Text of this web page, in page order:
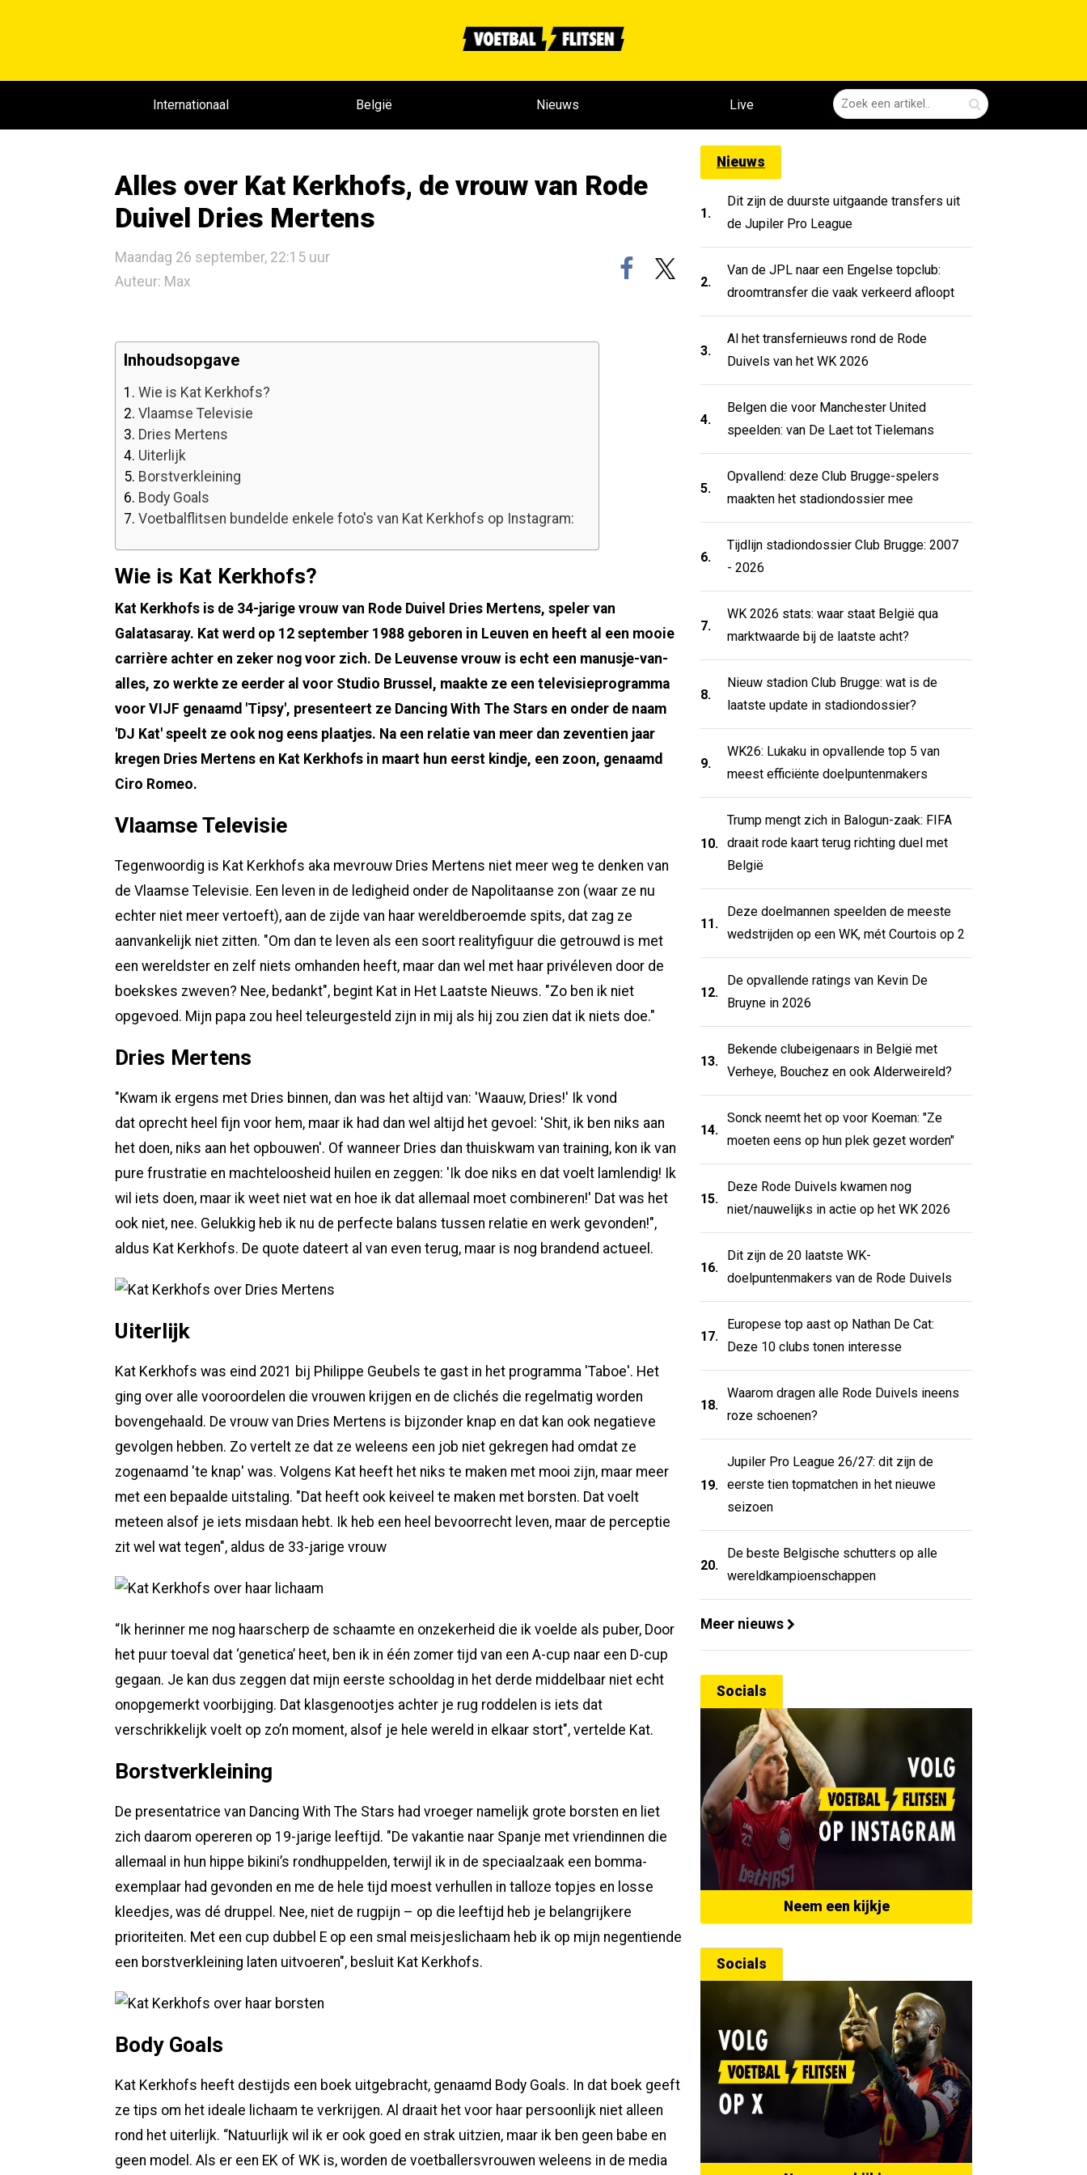
Internationaal België Nieuws Live
Alles over Kat Kerkhofs, de vrouw van Rode
Duivel Dries Mertens
Maandag 26 september, 22:15 uur
Auteur: Max
Inhoudsopgave
1. Wie is Kat Kerkhofs?
2. Vlaamse Televisie
3. Dries Mertens
4. Uiterlijk
5. Borstverkleining
6. Body Goals
7. Voetbalflitsen bundelde enkele foto's van Kat Kerkhofs op Instagram:
Wie is Kat Kerkhofs?
Kat Kerkhofs is de 34-jarige vrouw van Rode Duivel Dries Mertens, speler van
Galatasaray. Kat werd op 12 september 1988 geboren in Leuven en heeft al een mooie
carrière achter en zeker nog voor zich. De Leuvense vrouw is echt een manusje-van-
alles, zo werkte ze eerder al voor Studio Brussel, maakte ze een televisieprogramma
voor VIJF genaamd 'Tipsy', presenteert ze Dancing With The Stars en onder de naam
'DJ Kat' speelt ze ook nog eens plaatjes. Na een relatie van meer dan zeventien jaar
kregen Dries Mertens en Kat Kerkhofs in maart hun eerst kindje, een zoon, genaamd
Ciro Romeo.
Vlaamse Televisie
Tegenwoordig is Kat Kerkhofs aka mevrouw Dries Mertens niet meer weg te denken van
de Vlaamse Televisie. Een leven in de ledigheid onder de Napolitaanse zon (waar ze nu
echter niet meer vertoeft), aan de zijde van haar wereldberoemde spits, dat zag ze
aanvankelijk niet zitten. "Om dan te leven als een soort realityfiguur die getrouwd is met
een wereldster en zelf niets omhanden heeft, maar dan wel met haar privéleven door de
boekskes zweven? Nee, bedankt", begint Kat in Het Laatste Nieuws. "Zo ben ik niet
opgevoed. Mijn papa zou heel teleurgesteld zijn in mij als hij zou zien dat ik niets doe."
Dries Mertens
"Kwam ik ergens met Dries binnen, dan was het altijd van: 'Waauw, Dries!' Ik vond
dat oprecht heel fijn voor hem, maar ik had dan wel altijd het gevoel: 'Shit, ik ben niks aan
het doen, niks aan het opbouwen'. Of wanneer Dries dan thuiskwam van training, kon ik van
pure frustratie en machteloosheid huilen en zeggen: 'Ik doe niks en dat voelt lamlendig! Ik
wil iets doen, maar ik weet niet wat en hoe ik dat allemaal moet combineren!' Dat was het
ook niet, nee. Gelukkig heb ik nu de perfecte balans tussen relatie en werk gevonden!",
aldus Kat Kerkhofs. De quote dateert al van even terug, maar is nog brandend actueel.
Uiterlijk
Kat Kerkhofs was eind 2021 bij Philippe Geubels te gast in het programma 'Taboe'. Het
ging over alle vooroordelen die vrouwen krijgen en de clichés die regelmatig worden
bovengehaald. De vrouw van Dries Mertens is bijzonder knap en dat kan ook negatieve
gevolgen hebben. Zo vertelt ze dat ze weleens een job niet gekregen had omdat ze
zogenaamd 'te knap' was. Volgens Kat heeft het niks te maken met mooi zijn, maar meer
met een bepaalde uitstaling. "Dat heeft ook keiveel te maken met borsten. Dat voelt
meteen alsof je iets misdaan hebt. Ik heb een heel bevoorrecht leven, maar de perceptie
zit wel wat tegen", aldus de 33-jarige vrouw
“Ik herinner me nog haarscherp de schaamte en onzekerheid die ik voelde als puber, Door
het puur toeval dat ‘genetica’ heet, ben ik in één zomer tijd van een A-cup naar een D-cup
gegaan. Je kan dus zeggen dat mijn eerste schooldag in het derde middelbaar niet echt
onopgemerkt voorbijging. Dat klasgenootjes achter je rug roddelen is iets dat
verschrikkelijk voelt op zo’n moment, alsof je hele wereld in elkaar stort", vertelde Kat.
Borstverkleining
De presentatrice van Dancing With The Stars had vroeger namelijk grote borsten en liet
zich daarom opereren op 19-jarige leeftijd. "De vakantie naar Spanje met vriendinnen die
allemaal in hun hippe bikini’s rondhuppelden, terwijl ik in de speciaalzaak een bomma-
exemplaar had gevonden en me de hele tijd moest verhullen in talloze topjes en losse
kleedjes, was dé druppel. Nee, niet de rugpijn – op die leeftijd heb je belangrijkere
prioriteiten. Met een cup dubbel E op een smal meisjeslichaam heb ik op mijn negentiende
een borstverkleining laten uitvoeren", besluit Kat Kerkhofs.
Body Goals
Kat Kerkhofs heeft destijds een boek uitgebracht, genaamd Body Goals. In dat boek geeft
ze tips om het ideale lichaam te verkrijgen. Al draait het voor haar persoonlijk niet alleen
rond het uiterlijk. “Natuurlijk wil ik er ook goed en strak uitzien, maar ik ben geen babe en
geen model. Als er een EK of WK is, worden de voetballersvrouwen wel­eens in de media
Nieuws
1.
Dit zijn de duurste uitgaande transfers uit
de Jupiler Pro League
2.
Van de JPL naar een Engelse topclub:
droomtransfer die vaak verkeerd afloopt
3.
Al het transfernieuws rond de Rode
Duivels van het WK 2026
4.
Belgen die voor Manchester United
speelden: van De Laet tot Tielemans
5.
Opvallend: deze Club Brugge-spelers
maakten het stadiondossier mee
6.
Tijdlijn stadiondossier Club Brugge: 2007
- 2026
7.
WK 2026 stats: waar staat België qua
marktwaarde bij de laatste acht?
8.
Nieuw stadion Club Brugge: wat is de
laatste update in stadiondossier?
9.
WK26: Lukaku in opvallende top 5 van
meest efficiënte doelpuntenmakers
10.
Trump mengt zich in Balogun-zaak: FIFA
draait rode kaart terug richting duel met
België
11.
Deze doelmannen speelden de meeste
wedstrijden op een WK, mét Courtois op 2
12.
De opvallende ratings van Kevin De
Bruyne in 2026
13.
Bekende clubeigenaars in België met
Verheye, Bouchez en ook Alderweireld?
14.
Sonck neemt het op voor Koeman: "Ze
moeten eens op hun plek gezet worden"
15.
Deze Rode Duivels kwamen nog
niet/nauwelijks in actie op het WK 2026
16.
Dit zijn de 20 laatste WK-
doelpuntenmakers van de Rode Duivels
17.
Europese top aast op Nathan De Cat:
Deze 10 clubs tonen interesse
18.
Waarom dragen alle Rode Duivels ineens
roze schoenen?
19.
Jupiler Pro League 26/27: dit zijn de
eerste tien topmatchen in het nieuwe
seizoen
20.
De beste Belgische schutters op alle
wereldkampioenschappen
Meer nieuws
Socials
Neem een kijkje
Socials